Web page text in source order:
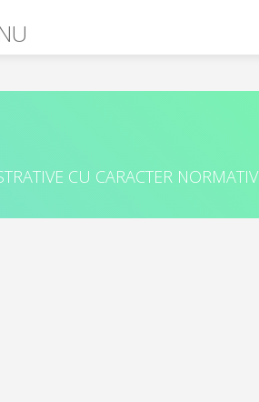
CU CARACTER NORMATIV